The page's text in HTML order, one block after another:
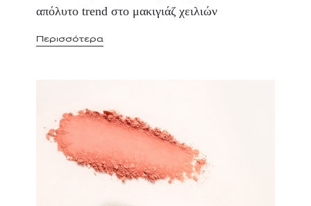
απόλυτο trend στο μακιγιάζ χειλιών
Περισσότερα